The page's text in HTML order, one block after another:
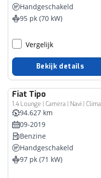
Handgeschakeld
95 pk (70 kW)
Vergelijk
Bekijk details
Fiat Tipo
1.4 Lounge | Camera | Navi | Clima
94.627 km
09-2019
Benzine
Handgeschakeld
97 pk (71 kW)